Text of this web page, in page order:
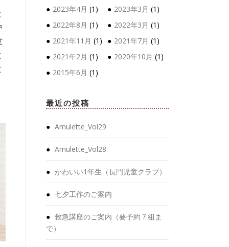
2023年4月 (1) 2023年3月 (1)
2022年8月 (1) 2022年3月 (1)
2021年11月 (1) 2021年7月 (1)
2021年2月 (1) 2020年10月 (1)
2015年6月 (1)
最近の投稿
Amulette_Vol29
Amulette_Vol28
かわいい1年生（長門児童クラブ）
七夕工作のご案内
救急講座のご案内（要予約７組ま
で）